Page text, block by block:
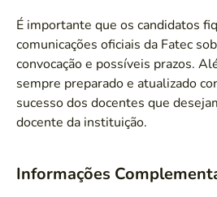
É importante que os candidatos
comunicações oficiais da Fatec
convocação e possíveis prazos.
sempre preparado e atualizado
sucesso dos docentes que
docente da instituição.
Informações